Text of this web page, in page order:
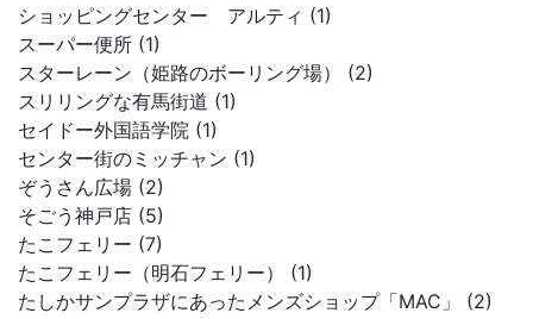
ショッピングセンター アルティ (1)
スーパー便所 (1)
スターレーン（姫路のボーリング場） (2)
スリリングな有馬街道 (1)
セイドー外国語学院 (1)
センター街のミッチャン (1)
ぞうさん広場 (2)
そごう神戸店 (5)
たこフェリー (7)
たこフェリー（明石フェリー） (1)
たしかサンプラザにあったメンズショップ「MAC」 (2)